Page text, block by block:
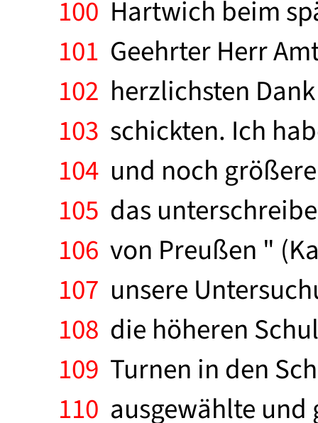
100 Hartwich beim
101 Geehrter Herr
102 herzlichsten
103 schickten. Ich
104 und noch
105 das
106 von Preußen "
107 unsere
108 die höheren
109 Turnen in den
110 ausgewählte